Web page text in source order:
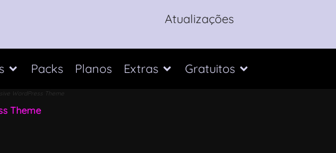
Atualizações
Packs Planos Extras Gratuitos
WordPress Theme
Theme